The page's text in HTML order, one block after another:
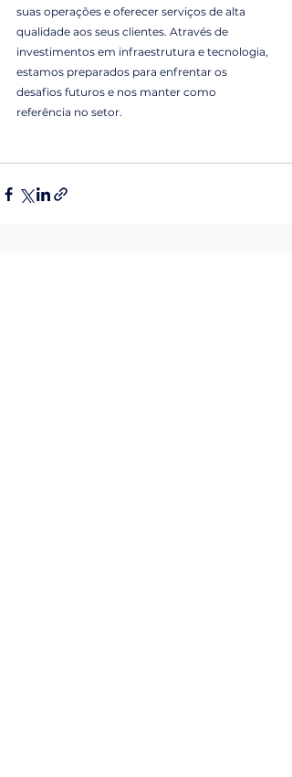
suas operações e oferecer serviços de alta
qualidade aos seus clientes. Através de
investimentos em infraestrutura e tecnologia,
estamos preparados para enfrentar os
desafios futuros e nos manter como
referência no setor.